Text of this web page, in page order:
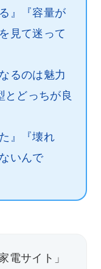
』『容量が
見て迷って
るのは魅力
とどっちが良
』『壊れ
いんで
電サイト」